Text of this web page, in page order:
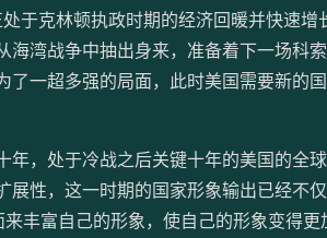
于克林顿执政时期的经济回暖并快速增
湾战争中抽出身来，准备着下一场科
一超多强的局面，此时美国需要新的
，处于冷战之后关键十年的美国的全
展性，这一时期的国家形象输出已经不
丰富自己的形象，使自己的形象变得更